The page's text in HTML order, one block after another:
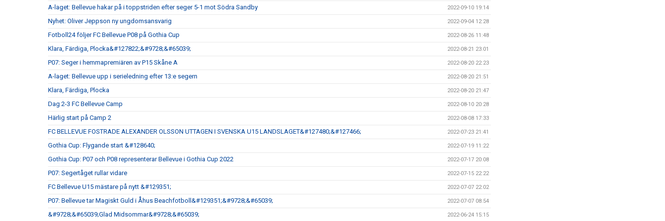
A-laget: Bellevue hakar på i toppstriden efter seger 5-1 mot Södra Sandby 2022-09-10 19:14
Nyhet: Oliver Jeppson ny ungdomsansvarig 2022-09-04 12:28
Fotboll24 följer FC Bellevue P08 på Gothia Cup 2022-08-26 11:48
Klara, Färdiga, Plocka&#127822;&#9728;&#65039; 2022-08-21 23:01
P07: Seger i hemmapremiären av P15 Skåne A 2022-08-20 22:23
A-laget: Bellevue upp i serieledning efter 13:e segern 2022-08-20 21:51
Klara, Färdiga, Plocka 2022-08-20 21:47
Dag 2-3 FC Bellevue Camp 2022-08-10 20:28
Härlig start på Camp 2 2022-08-08 17:33
FC BELLEVUE FOSTRADE ALEXANDER OLSSON UTTAGEN I SVENSKA U15 LANDSLAGET&#127480;&#127466; 2022-07-23 21:41
Gothia Cup: Flygande start &#128640; 2022-07-19 11:22
Gothia Cup: P07 och P08 representerar Bellevue i Gothia Cup 2022 2022-07-17 20:08
P07: Segertåget rullar vidare 2022-07-15 22:22
FC Bellevue U15 mästare på nytt &#129351; 2022-07-07 22:02
P07: Bellevue tar Magiskt Guld i Åhus Beachfotboll&#129351;&#9728;&#65039; 2022-07-07 08:54
&#9728;&#65039;Glad Midsommar&#9728;&#65039; 2022-06-24 15:15